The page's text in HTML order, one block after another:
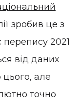
зробив це з
2021
від даних
але
точно